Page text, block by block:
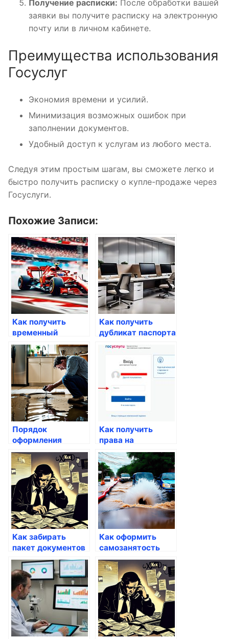
Получение расписки: После обработки вашей
заявки вы получите расписку на электронную
почту или в личном кабинете.
Преимущества использования
Госуслуг
Экономия времени и усилий.
Минимизация возможных ошибок при
заполнении документов.
Удобный доступ к услугам из любого места.
Следуя этим простым шагам, вы сможете легко и
быстро получить расписку о купле-продаже через
Госуслуги.
Похожие Записи:
Как получить
временный
пропуск через
Госуслуги
Как получить
дубликат паспорта
через Госуслуги
Порядок
оформления
справок о доходах
через Госуслуги
Как получить
права на
временное
проживание через
Госуслуги
Как забирать
пакет документов
через Госуслуги
Как оформить
самозанятость
через Госуслуги